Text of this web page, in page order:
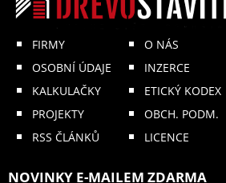
FIRMY
OSOBNÍ ÚDAJE
KALKULAČKY
PROJEKTY
RSS ČLÁNKŮ
O NÁS
INZERCE
ETICKÝ KODEX
OBCH. PODM.
LICENCE
NOVINKY E-MAILEM ZDARMA